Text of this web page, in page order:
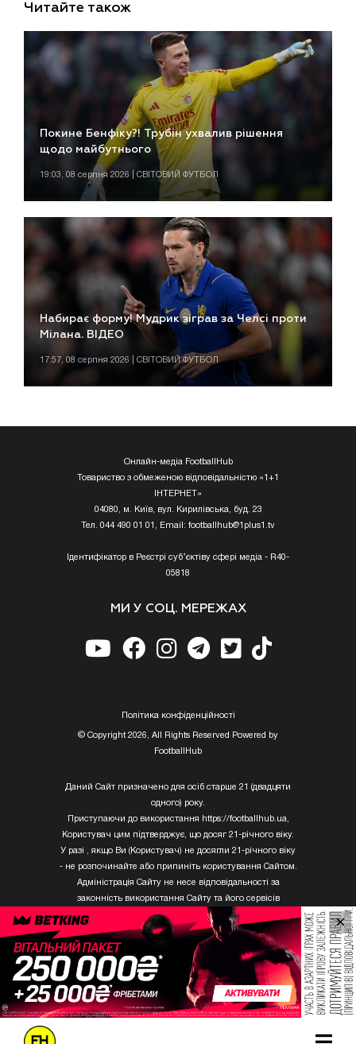
Читайте також
Покине Бенфіку?! Трубін ухвалив рішення
щодо майбутнього
19:03, 08 серпня 2026 | СВІТОВИЙ ФУТБОЛ
Набирає форму! Мудрик зіграв за Челсі проти
Мілана. ВІДЕО
17:57, 08 серпня 2026 | СВІТОВИЙ ФУТБОЛ
Онлайн-медіа FootballHub
Товариство з обмеженою відповідальністю «1+1
ІНТЕРНЕТ»
04080, м. Київ, вул. Кирилівська, буд. 23
Тел. 044 490 01 01, Email: footballhub@1plus1.tv
Ідентифікатор в Реєстрі суб’єктіву сфері медіа - R40-
05818
МИ У СОЦ. МЕРЕЖАХ
Полiтика конфiденцiйностi
© Copyright 2026, All Rights Reserved Powered by
FootballHub
Даний Сайт призначено для осіб старше 21 (двадцяти
одного) року.
Приступаючи до використання https://footballhub.ua,
Користувач цим підтверджує, що досяг 21-річного віку.
У разі , якщо Ви (Користувач) не досягли 21-річного віку
- не розпочинайте або припиніть користування Сайтом.
Адміністрація Сайту не несе відповідальності за
законність використання Сайту та його сервісів
Користувачем, який не досяг 21-річного віку.
Твори Getty Images, що розміщені на сайті, не можуть
бути використані третіми особами без письмового
дозволу ТОВ «ГЛОБАЛ ІМІДЖЕС ЮКРЕЙН.
×